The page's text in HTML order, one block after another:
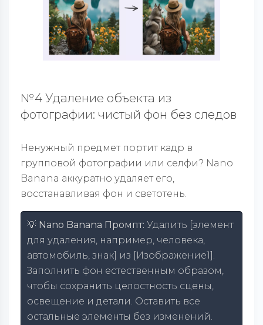
№4 Удаление объекта из
фотографии: чистый фон без следов
Ненужный предмет портит кадр в
групповой фотографии или селфи? Nano
Banana аккуратно удаляет его,
восстанавливая фон и светотень.
💡 Nano Banana Промпт: Удалить [элемент
для удаления, например, человека,
автомобиль, знак] из [Изображение1].
Заполнить фон естественным образом,
чтобы сохранить целостность сцены,
освещение и детали. Оставить все
остальные элементы без изменений.